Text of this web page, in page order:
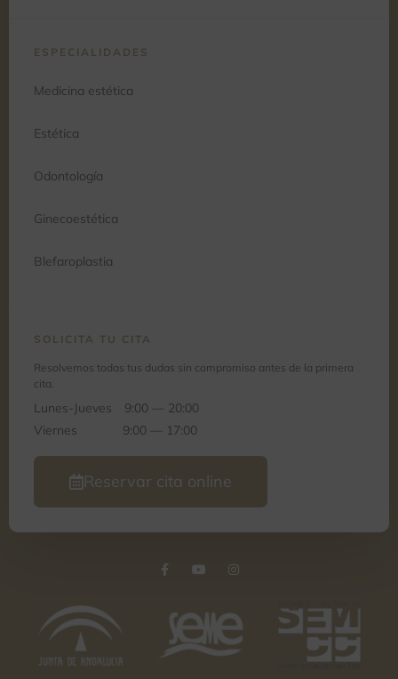
ESPECIALIDADES
Medicina estética
Estética
Odontología
Ginecoestética
Blefaroplastia
SOLICITA TU CITA
Resolvemos todas tus dudas sin compromiso antes de la primera
cita.
Lunes-Jueves
9:00 — 20:00
Viernes
9:00 — 17:00
Reservar cita online